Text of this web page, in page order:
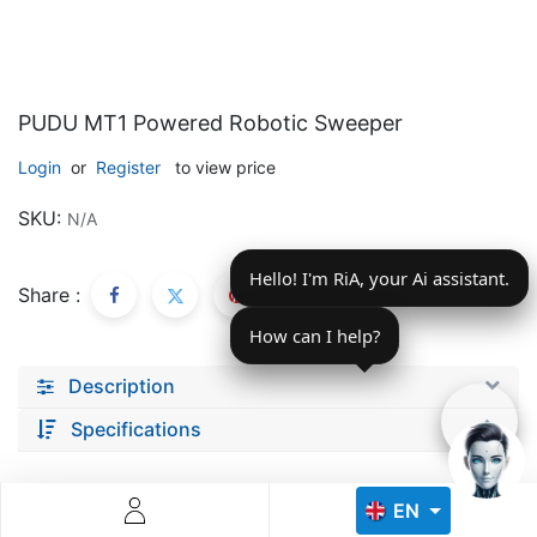
EN
PUDU MT1 Powered Robotic Sweeper
Login or Register to view price
SKU: N/A
Share :
Description
Specifications
Platformă integrată pentru managementul flotei de roboți
Monitorizare în timp real și analiză date
Conectează roboți, software și servicii într-o singură
Scalabil de la 1 robot la zeci de unități
Hello! I'm RiA, your Ai assistant.
How can I help?